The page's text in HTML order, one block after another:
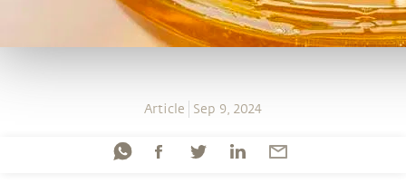
Article Sep 9, 2024